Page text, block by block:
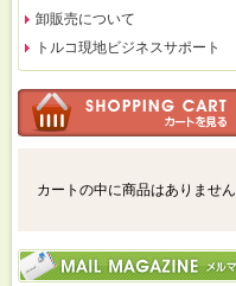
卸販売について
トルコ現地ビジネスサポート
カートの中に商品はありません